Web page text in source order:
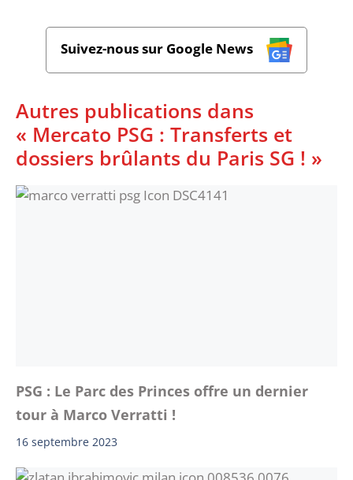
Suivez-nous sur Google News
Autres publications dans
« Mercato PSG : Transferts et
dossiers brûlants du Paris SG ! »
PSG : Le Parc des Princes offre un dernier
tour à Marco Verratti !
16 septembre 2023